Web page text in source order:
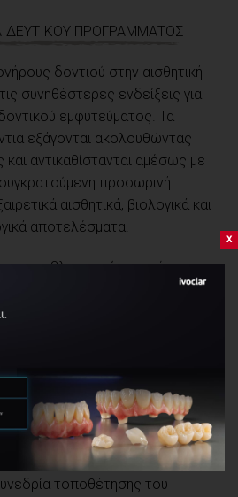
ΠΡΟΓΡΑΜΜΑΤΟΣ
δοντιού στην αισθητική
συνηθέστερες ενδείξεις για
εμφυτεύματος. Τα
εξάγονται ακολουθώντας
αντικαθίστανται αμέσως με
προσωρινή
αισθητικά, βιολογικά και
αποτελέσματα.
προβληματικών σημείων με
υφιζήσεις, το κλινικό
ένα διαφορετικό δίλημμα.
Αποκατάσταση (IDR) είναι
προσθετική τεχνική η οποία
να διευρύνει τις ενδείξεις
μεμονωμένα δόντια. Κατ’ αυτόν
απώλειες διαφόρων
στην ίδια
τοποθέτησης του
x